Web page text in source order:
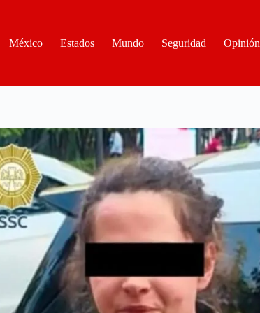
México
Estados Mundo Seguridad Opinión